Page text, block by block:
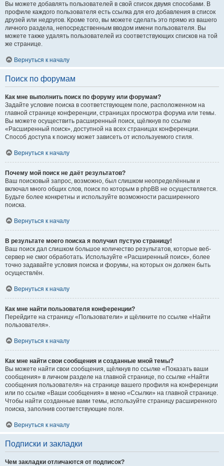
Вы можете добавлять пользователей в свой список двумя способами. В
профиле каждого пользователя есть ссылка для его добавления в список
друзей или недругов. Кроме того, вы можете сделать это прямо из вашего
личного раздела, непосредственным вводом имени пользователя. Вы
можете также удалять пользователей из соответствующих списков на той
же странице.
Вернуться к началу
Поиск по форумам
Как мне выполнить поиск по форуму или форумам?
Задайте условие поиска в соответствующем поле, расположенном на
главной странице конференции, страницах просмотра форума или темы.
Вы можете осуществить расширенный поиск, щёлкнув по ссылке
«Расширенный поиск», доступной на всех страницах конференции.
Способ доступа к поиску может зависеть от используемого стиля.
Вернуться к началу
Почему мой поиск не даёт результатов?
Ваш поисковый запрос, возможно, был слишком неопределённым и
включал много общих слов, поиск по которым в phpBB не осуществляется.
Будьте более конкретны и используйте возможности расширенного
поиска.
Вернуться к началу
В результате моего поиска я получил пустую страницу!
Ваш поиск дал слишком большое количество результатов, которые веб-
сервер не смог обработать. Используйте «Расширенный поиск», более
точно задавайте условия поиска и форумы, на которых он должен быть
осуществлён.
Вернуться к началу
Как мне найти пользователя конференции?
Перейдите на страницу «Пользователи» и щёлкните по ссылке «Найти
пользователя».
Вернуться к началу
Как мне найти свои сообщения и созданные мной темы?
Вы можете найти свои сообщения, щёлкнув по ссылке «Показать ваши
сообщения» в личном разделе на главной странице, по ссылке «Найти
сообщения пользователя» на странице вашего профиля на конференции
или по ссылке «Ваши сообщения» в меню «Ссылки» на главной странице.
Чтобы найти созданные вами темы, используйте страницу расширенного
поиска, заполнив соответствующие поля.
Вернуться к началу
Подписки и закладки
Чем закладки отличаются от подписок?